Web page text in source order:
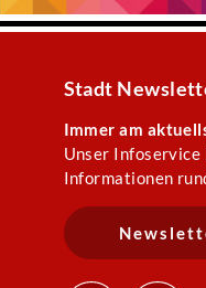
Stadt
Immer am
Unser
Informationen